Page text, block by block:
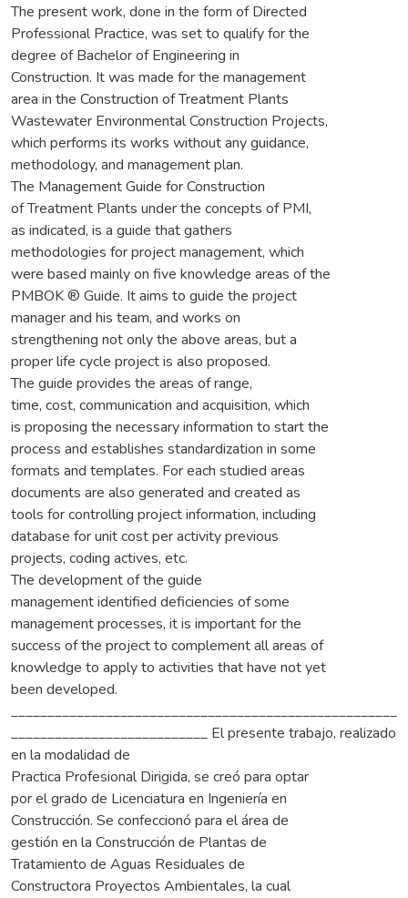
The present work, done in the form of Directed
Professional Practice, was set to qualify for the
degree of Bachelor of Engineering in
Construction. It was made for the management
area in the Construction of Treatment Plants
Wastewater Environmental Construction Projects,
which performs its works without any guidance,
methodology, and management plan.
The Management Guide for Construction
of Treatment Plants under the concepts of PMI,
as indicated, is a guide that gathers
methodologies for project management, which
were based mainly on five knowledge areas of the
PMBOK ® Guide. It aims to guide the project
manager and his team, and works on
strengthening not only the above areas, but a
proper life cycle project is also proposed.
The guide provides the areas of range,
time, cost, communication and acquisition, which
is proposing the necessary information to start the
process and establishes standardization in some
formats and templates. For each studied areas
documents are also generated and created as
tools for controlling project information, including
database for unit cost per activity previous
projects, coding actives, etc.
The development of the guide
management identified deficiencies of some
management processes, it is important for the
success of the project to complement all areas of
knowledge to apply to activities that have not yet
been developed.
_____________________________________________________
___________________________ El presente trabajo, realizado
en la modalidad de
Practica Profesional Dirigida, se creó para optar
por el grado de Licenciatura en Ingeniería en
Construcción. Se confeccionó para el área de
gestión en la Construcción de Plantas de
Tratamiento de Aguas Residuales de
Constructora Proyectos Ambientales, la cual